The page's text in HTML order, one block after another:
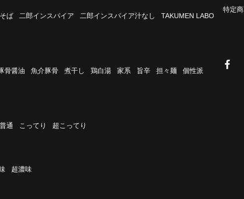
ば 二郎インスパイア 二郎インスパイア汁なし
TAKUMEN LABO
骨醤油 魚介豚骨 煮干し 鶏白湯 家系 旨辛 担々麺
個性派
普通 こってり 超こってり
超濃味
特定